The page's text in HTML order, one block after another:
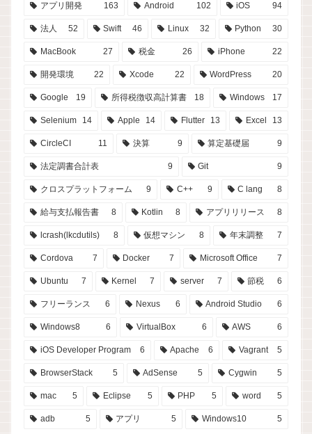
アプリ開発 163 Android 102 iOS 94
法人 52 Swift 46 Linux 32 Python 30
MacBook 27 税金 26 iPhone 22
開発環境 22 Xcode 22 WordPress 20
Google 19 所得税徴収高計算書 18 Windows 17
Selenium 14 Apple 14 Flutter 13 Excel 13
CircleCI 11 決算 9 算定基礎届 9
法定調書合計表 9 Git 9
クロスプラットフォーム 9 C++ 9 C lang 8
給与支払報告書 8 Kotlin 8 アプリリリース 8
lcrash(lkcdutils) 8 仮想マシン 8 年末調整 7
Cordova 7 Docker 7 Microsoft Office 7
Ubuntu 7 Kernel 7 server 7 節税 6
フリーランス 6 Nexus 6 Android Studio 6
Windows8 6 VirtualBox 6 AWS 6
iOS Developer Program 6 Apache 6 Vagrant 5
BrowserStack 5 AdSense 5 Cygwin 5
mac 5 Eclipse 5 PHP 5 word 5
adb 5 アプリ 5 Windows10 5